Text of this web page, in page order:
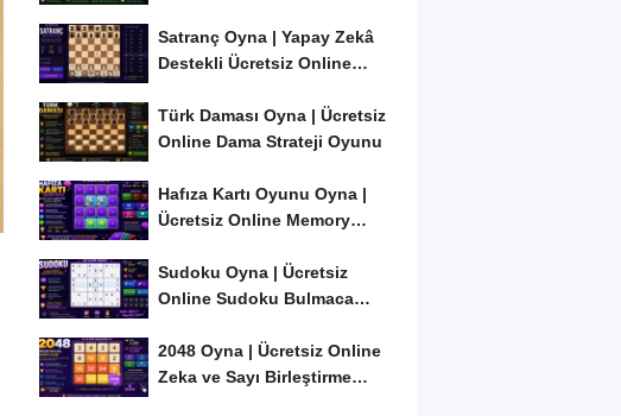
Satranç Oyna | Yapay Zekâ
Destekli Ücretsiz Online
Türk Daması Oyna | Ücretsiz
Online Dama Strateji Oyunu
Hafıza Kartı Oyunu Oyna |
Ücretsiz Online Memory
Sudoku Oyna | Ücretsiz
Online Sudoku Bulmaca
2048 Oyna | Ücretsiz Online
Zeka ve Sayı Birleştirme